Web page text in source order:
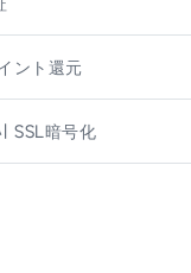
ント還元
SSL暗号化